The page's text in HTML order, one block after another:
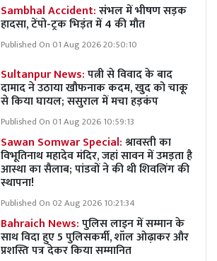
Sambhal Accident:संभल में भीषण सड़क
हादसा, टेंपो-ट्रक भिड़ंत में 4 की मौत
Published On 01 Aug 2026 20:50:10
Sultanpur News:पत्नी से विवाद के बाद
दामाद ने उठाया खौफनाक कदम, खुद को चाकू
से किया घायल; ससुराल में मचा हड़कंप
Published On 01 Aug 2026 10:59:13
Sawan Somwar Special:श्रावस्ती का
विभूतिनाथ महादेव मंदिर, जहां सावन में उमड़ता है
आस्था का सैलाब; पांडवों ने की थी शिवलिंग की
स्थापना!
Published On 02 Aug 2026 10:21:34
Bahraich News:पुलिस लाइन में सम्मान के
साथ विदा हुए 5 पुलिसकर्मी, शॉल ओढ़ाकर और
प्रशस्ति पत्र देकर किया सम्मानित